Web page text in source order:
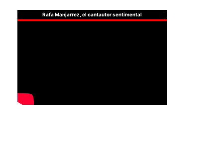
Rafa Manjarrez, el cantautor sentimental